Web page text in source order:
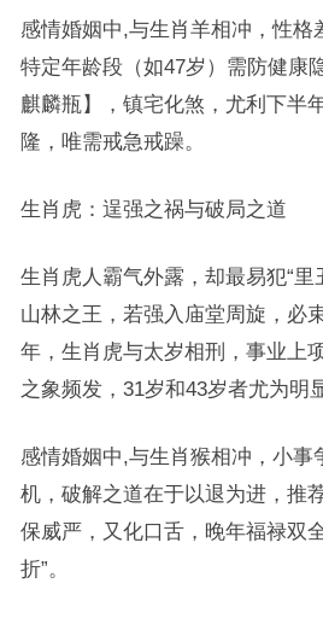
感情婚姻中,与生肖羊相冲，性格
特定年龄段（如47岁）需防健康
麒麟瓶】，镇宅化煞，尤利下半
隆，唯需戒急戒躁。
生肖虎：逞强之祸与破局之道
生肖虎人霸气外露，却最易犯“里
山林之王，若强入庙堂周旋，必
年，生肖虎与太岁相刑，事业上
之象频发，31岁和43岁者尤为明
感情婚姻中,与生肖猴相冲，小事
机，破解之道在于以退为进，推
保威严，又化口舌，晚年福禄双
折”。